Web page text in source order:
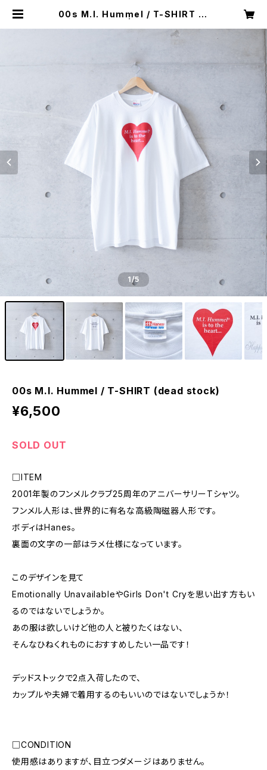
00s M.I. Hummel / T-SHIRT (d
1/5
00s M.I. Hummel / T-SHIRT (dead stock)
¥6,500
SOLD OUT
□ITEM
2001年製のフンメルクラブ25周年のアニバーサリーTシャツ。
フンメル人形は、世界的に有名な高級陶磁器人形です。
ボディはHanes。
裏面の文字の一部はラメ仕様になっています。
このデザインを見て
Emotionally UnavailableやGirls Don't Cryを思い出す方もい
るのではないでしょうか。
あの服は欲しいけど他の人と被りたくはない、
そんなひねくれものにおすすめしたい一品です！
デッドストックで2点入荷したので、
カップルや夫婦で着用するのもいいのではないでしょうか！
□CONDITION
使用感はありますが、目立つダメージはありません。